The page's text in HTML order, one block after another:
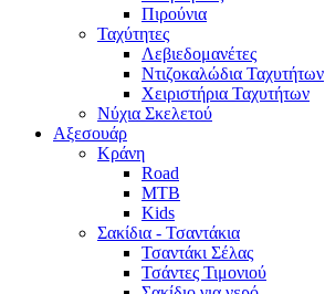
Πιρούνια
Ταχύτητες
Λεβιεδομανέτες
Ντιζοκαλώδια Ταχυτήτων
Χειριστήρια Ταχυτήτων
Νύχια Σκελετού
Αξεσουάρ
Κράνη
Road
MTB
Kids
Σακίδια - Τσαντάκια
Τσαντάκι Σέλας
Τσάντες Τιμονιού